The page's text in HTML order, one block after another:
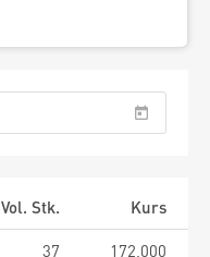
Vol. Stk.
Kurs
37
172,000